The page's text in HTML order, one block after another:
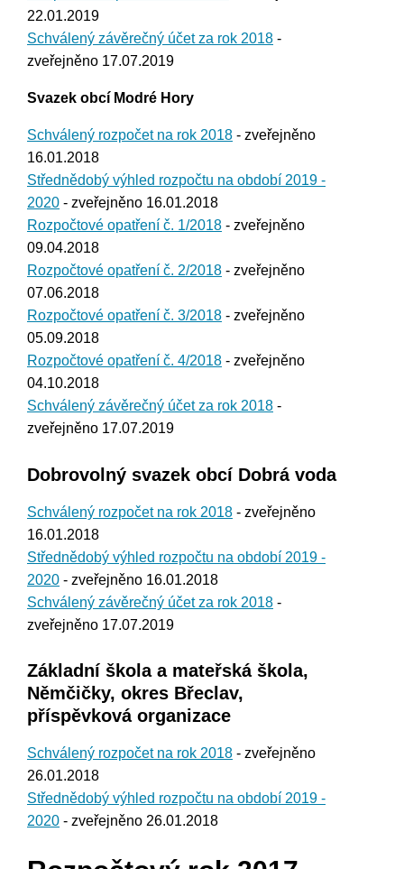
22.01.2019
Schválený závěrečný účet za rok 2018 -
zveřejněno 17.07.2019
Svazek obcí Modré Hory
Schválený rozpočet na rok 2018 - zveřejněno
16.01.2018
Střednědobý výhled rozpočtu na období 2019 -
2020 - zveřejněno 16.01.2018
Rozpočtové opatření č. 1/2018 - zveřejněno
09.04.2018
Rozpočtové opatření č. 2/2018 - zveřejněno
07.06.2018
Rozpočtové opatření č. 3/2018 - zveřejněno
05.09.2018
Rozpočtové opatření č. 4/2018 - zveřejněno
04.10.2018
Schválený závěrečný účet za rok 2018 -
zveřejněno 17.07.2019
Dobrovolný svazek obcí Dobrá voda
Schválený rozpočet na rok 2018 - zveřejněno
16.01.2018
Střednědobý výhled rozpočtu na období 2019 -
2020 - zveřejněno 16.01.2018
Schválený závěrečný účet za rok 2018 -
zveřejněno 17.07.2019
Základní škola a mateřská škola,
Němčičky, okres Břeclav,
příspěvková organizace
Schválený rozpočet na rok 2018 - zveřejněno
26.01.2018
Střednědobý výhled rozpočtu na období 2019 -
2020 - zveřejněno 26.01.2018